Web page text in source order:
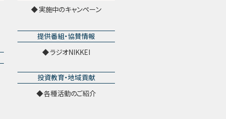
実施中のキャンペーン
提供番組・協賛情報
ラジオNIKKEI
投資教育・地域貢献
各種活動のご紹介